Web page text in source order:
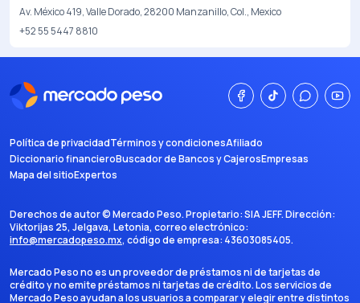
Av. México 419, Valle Dorado, 28200 Manzanillo, Col., Mexico
+52 55 5447 8810
Política de privacidadTérminos y condicionesAfiliado
Diccionario financieroBuscador de Bancos y CajerosEmpresas
Mapa del sitioExpertos
Derechos de autor ©Mercado Peso. Propietario:SIA JEFF. Dirección:
Viktorijas 25, Jelgava, Letonia, correo electrónico:
info@mercadopeso.mx, código de empresa: 43603085405.
Mercado Peso no es un proveedor de préstamos ni de tarjetas de
crédito y no emite préstamos ni tarjetas de crédito. Los servicios de
Mercado Peso ayudan a los usuarios a comparar y elegir entre distintos